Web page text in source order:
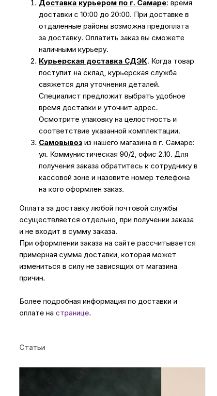
Доставка курьером по г. Самаре: время
доставки с 10:00 до 20:00. При доставке в
отдаленные районы возможна предоплата
за доставку. Оплатить заказ вы сможете
наличными курьеру.
Курьерская доставка СДЭК. Когда товар
поступит на склад, курьерская служба
свяжется для уточнения деталей.
Специалист предложит выбрать удобное
время доставки и уточнит адрес.
Осмотрите упаковку на целостность и
соответствие указанной комплектации.
Самовывоз из нашего магазина в г. Самаре:
ул. Коммунистическая 90/2, офис 2.10. Для
получения заказа обратитесь к сотруднику в
кассовой зоне и назовите номер телефона
на кого оформлен заказ.
Оплата за доставку любой почтовой службы
осуществляется отдельно, при получении заказа
и не входит в сумму заказа.
При оформлении заказа на сайте рассчитывается
примерная сумма доставки, которая может
измениться в силу не зависящих от магазина
причин.
Более подробная информация по доставки и
оплате на странице.
Статьи